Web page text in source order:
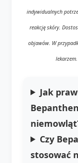
indywidualnych
reakcję skóry.
objawów. W
Jak
Czy
stosować